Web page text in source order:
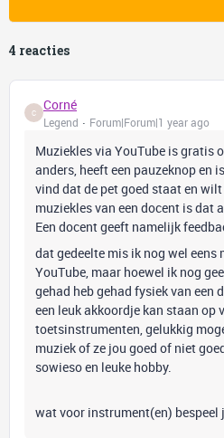
4 reacties
C Corné
Legend Forum|Forum|1 year ago
Muziekles via YouTube is gratis
anders, heeft een pauzeknop en
vind dat de pet goed staat en
muziekles van een docent is dat
Een docent geeft namelijk
dat gedeelte mis ik nog wel eens
YouTube, maar hoewel ik nog
gehad heb gehad fysiek van een
een leuk akkoordje kan staan op
toetsinstrumenten, gelukkig
muziek of ze jou goed of niet
sowieso en leuke hobby.
wat voor instrument(en) bespeel